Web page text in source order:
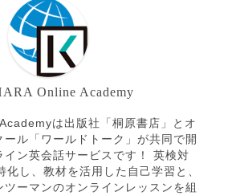
Online Academy
は出版社「桐原書店」とオ
ール「ワールドトーク」が共同で開
イン英会話サービスです！ 英検対
し、教材を活用した自己学習と、
ツーマンのオンラインレッスンを組